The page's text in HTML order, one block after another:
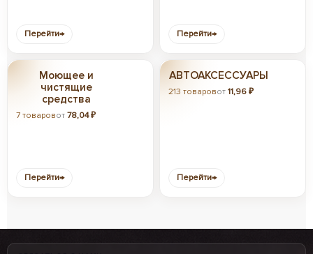
Перейти→ Перейти→
Моющее и
чистящие
средства
7 товаровот 78,04 ₽
Перейти→
АВТОАКСЕССУАРЫ
213 товаровот 11,96 ₽
Перейти→